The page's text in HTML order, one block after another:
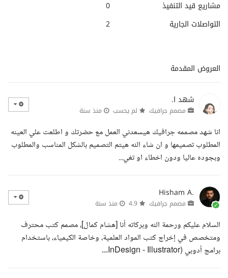
مشاريع قيد التنفيذ
0
التواصلات الجارية
2
العروض المقدمة
شهد ا.
مصمم جرافيك لم يحسب منذ سنة
انا شهد مصممه جرافيك هيسعدني العمل مع حضرتك و اطلعت علي العينه
المطلوب تصميمها و ان شاء الله هيتم التصميم بالشكل المناسب والمطلوب
وبجوده عاليا ودون اخطاء او تغي...
Hisham A.
مصمم جرافيك منذ سنة
السلام عليكم ورحمة الله وبركاته أنا [هشام كمال]، مصمم كتب محترف
ومتخصص في إخراج كتب المواد العلمية، وخاصة الكيمياء، باستخدام
برامج أدوبي (InDesign - Illustrator...